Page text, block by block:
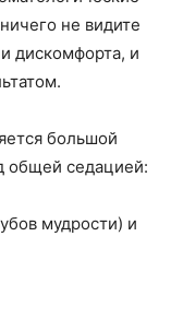
не видите
дискомфорта, и
большой
общей седацией:
мудрости) и